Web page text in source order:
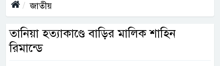
জাতীয়
তানিয়া হত্যাকাণ্ডে বাড়ির মালিক শাহিন
রিমান্ডে